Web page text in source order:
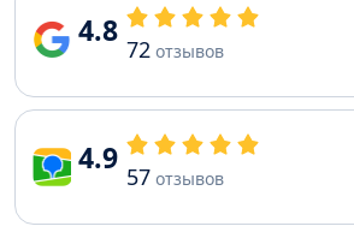
4.8 72 отзывов
4.9 57 отзывов